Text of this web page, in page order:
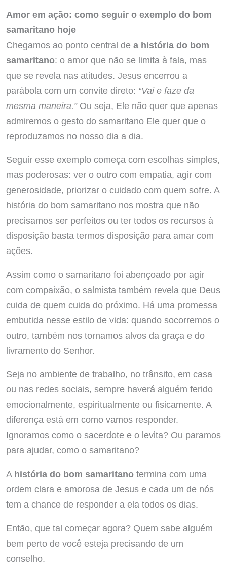
Amor em ação: como seguir o exemplo do bom
samaritano hoje
Chegamos ao ponto central de a história do bom
samaritano: o amor que não se limita à fala, mas
que se revela nas atitudes. Jesus encerrou a
parábola com um convite direto: “Vai e faze da
mesma maneira.”Ou seja, Ele não quer que apenas
admiremos o gesto do samaritano Ele quer que o
reproduzamos no nosso dia a dia.
Seguir esse exemplo começa com escolhas simples,
mas poderosas: ver o outro com empatia, agir com
generosidade, priorizar o cuidado com quem sofre. A
história do bom samaritano nos mostra que não
precisamos ser perfeitos ou ter todos os recursos à
disposição basta termos disposição para amar com
ações.
Assim como o samaritano foi abençoado por agir
com compaixão, o salmista também revela que Deus
cuida de quem cuida do próximo. Há uma promessa
embutida nesse estilo de vida: quando socorremos o
outro, também nos tornamos alvos da graça e do
livramento do Senhor.
Seja no ambiente de trabalho, no trânsito, em casa
ou nas redes sociais, sempre haverá alguém ferido
emocionalmente, espiritualmente ou fisicamente. A
diferença está em como vamos responder.
Ignoramos como o sacerdote e o levita? Ou paramos
para ajudar, como o samaritano?
A história do bom samaritanotermina com uma
ordem clara e amorosa de Jesus e cada um de nós
tem a chance de responder a ela todos os dias.
Então, que tal começar agora? Quem sabe alguém
bem perto de você esteja precisando de um
conselho.